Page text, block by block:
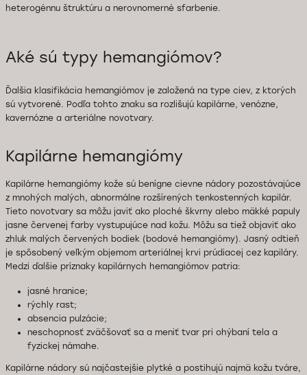
heterogénnu štruktúru a nerovnomerné sfarbenie.
Aké sú typy hemangiómov?
Ďalšia klasifikácia hemangiómov je založená na type ciev, z ktorých
sú vytvorené. Podľa tohto znaku sa rozlišujú kapilárne, venózne,
kavernózne a arteriálne novotvary.
Kapilárne hemangiómy
Kapilárne hemangiómy kože sú benígne cievne nádory pozostávajúce
z mnohých malých, abnormálne rozšírených tenkostenných kapilár.
Tieto novotvary sa môžu javiť ako ploché škvrny alebo mäkké papuly
jasne červenej farby vystupujúce nad kožu. Môžu sa tiež objaviť ako
zhluk malých červených bodiek (bodové hemangiómy). Jasný odtieň
je spôsobený veľkým objemom arteriálnej krvi prúdiacej cez kapiláry.
Medzi ďalšie príznaky kapilárnych hemangiómov patria:
jasné hranice;
rýchly rast;
absencia pulzácie;
neschopnosť zväčšovať sa a meniť tvar pri ohýbaní tela a
fyzickej námahe.
Kapilárne nádory sú najčastejšie plytké a postihujú najmä kožu tváre,